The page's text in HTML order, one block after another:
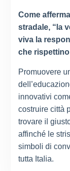
Come
stradale, “la
viva la
che
Promuovere
innovativi
costruire città
trovare il
affinché le
simboli di
tutta Italia.